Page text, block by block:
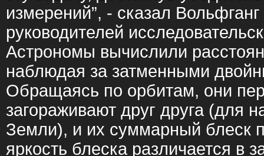
измерений”, - сказал
руководителей
Астрономы вычислили
наблюдая за затменными
Обращаясь по орбитам, они
загораживают друг друга (для
Земли), и их суммарный блеск
яркость блеска различается в